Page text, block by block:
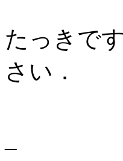
たっきで
さい．
–